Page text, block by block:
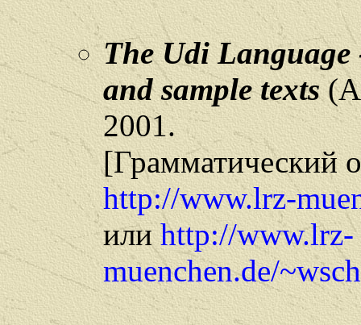
The Udi
and sample texts
2001.
[Грамматический
http://www.lrz-
илиhttp://www.lrz-
muenchen.de/